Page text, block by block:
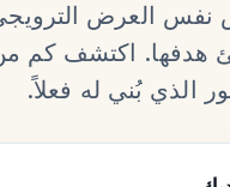
نفس العرض
هدفها. اكتشف كم من
الذي بُني له فعلاً.